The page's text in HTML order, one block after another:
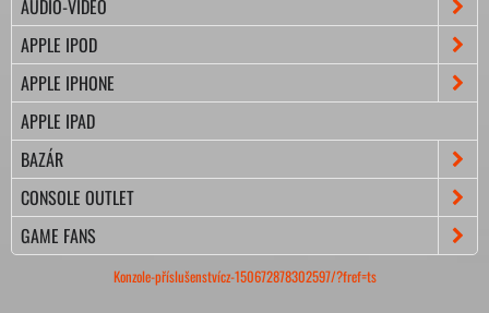
AUDIO-VIDEO
APPLE IPOD
APPLE IPHONE
APPLE IPAD
BAZÁR
CONSOLE OUTLET
GAME FANS
Konzole-příslušenstvícz-150672878302597/?fref=ts